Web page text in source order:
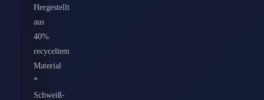
Hergestellt
aus
40%
recyceltem
Material
*
Schweiß-